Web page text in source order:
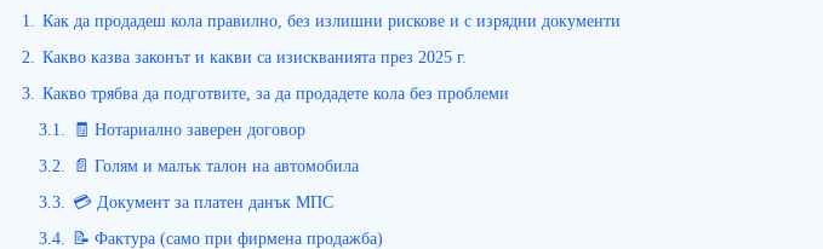
1. Как да продадеш кола правилно, без излишни рискове и с изрядни документи
2. Какво казва законът и какви са изискванията през 2025 г.
3. Какво трябва да подготвите, за да продадете кола без проблеми
3.1.
🧾 Нотариално заверен договор
3.2.
📄 Голям и малък талон на автомобила
3.3. 💳 Документ за платен данък МПС
3.4. 📝 Фактура (само при фирмена продажба)